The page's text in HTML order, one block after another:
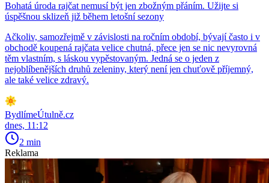
Bohatá úroda rajčat nemusí být jen zbožným přáním. Užijte si
úspěšnou sklizeň již během letošní sezony
Ačkoliv, samozřejmě v závislosti na ročním období, bývají často i v
obchodě koupená rajčata velice chutná, přece jen se nic nevyrovná
těm vlastním, s láskou vypěstovaným. Jedná se o jeden z
nejoblíbenějších druhů zeleniny, který není jen chuťově příjemný,
ale také velice zdravý.
BydlímeÚtulně.cz
dnes, 11:12
2 min
Reklama